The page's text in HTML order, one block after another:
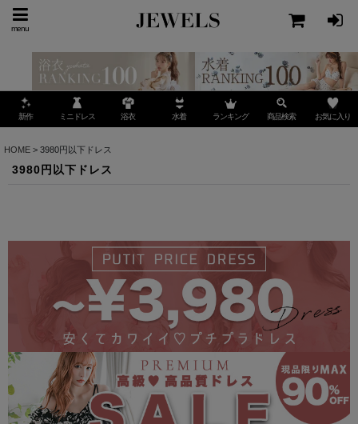
menu
新作 ミニドレス 浴衣 水着 ランキング 商品検索 お気に入り
HOME > 3980円以下ドレス
3980円以下ドレス